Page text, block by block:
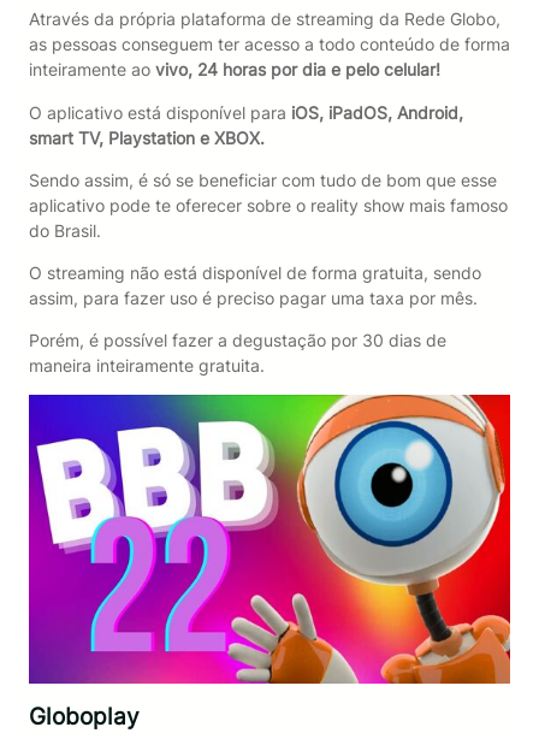
Através da própria plataforma de streaming da Rede Globo,
as pessoas conseguem ter acesso a todo conteúdo de forma
inteiramente aovivo, 24 horas por dia e pelo celular!
O aplicativo está disponível para iOS, iPadOS, Android,
smart TV, Playstation e XBOX.
Sendo assim, é só se beneficiar com tudo de bom que esse
aplicativo pode te oferecer sobre o reality show mais famoso
do Brasil.
O streaming não está disponível de forma gratuita, sendo
assim, para fazer uso é preciso pagar uma taxa por mês.
Porém, é possível fazer a degustação por 30 dias de
maneira inteiramente gratuita.
Globoplay